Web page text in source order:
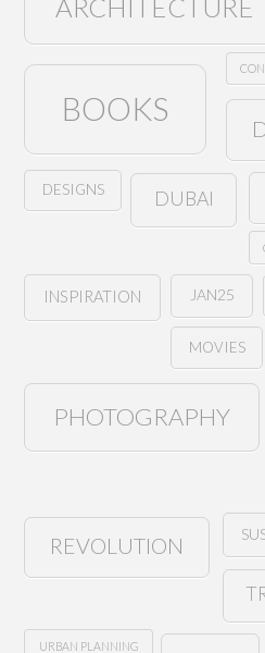
ARCHITECTURE
BOOKS
DESIGNS DUBAI
INSPIRATION JAN25
MOVIES
PHOTOGRAPHY
REVOLUTION
URBAN PLANNING